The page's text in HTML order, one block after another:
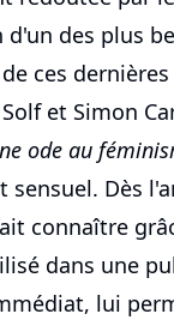
des plus
ces
et Simon
ode au
sensuel. Dès
connaître
dans une
lui